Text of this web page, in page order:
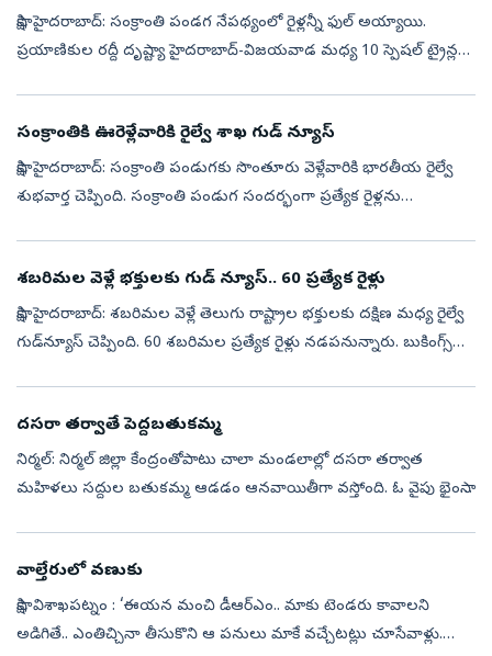
సాక్షి, హైదరాబాద్‌: సంక్రాంతి పండగ నేపథ్యంలో రైళ్లన్నీ ఫుల్‌ అయ్యాయి.
ప్రయాణికుల రద్దీ దృష్ట్యా హైదరాబాద్-విజయవాడ మధ్య 10 స్పెషల్‌ ట్రైన్లను
సంక్రాంతికి ఊరెళ్లేవారికి రైల్వే శాఖ గుడ్‌ న్యూస్‌
సాక్షి, హైదరాబాద్‌: సంక్రాంతి పండుగకు సొంతూరు వెళ్లేవారికి భారతీయ రైల్వే
శుభవార్త చెప్పింది. సంక్రాంతి పండుగ సందర్భంగా ప్రత్యేక రైళ్లను
శబరిమల వెళ్లే భక్తులకు గుడ్‌ న్యూస్‌.. 60 ప్రత్యేక రైళ్లు
సాక్షి, హైదరాబాద్‌: శబరిమల వెళ్లే తెలుగు రాష్ట్రాల భక్తులకు దక్షిణ మధ్య రైల్వే
గుడ్‌న్యూస్‌ చెప్పింది. 60 శబరిమల ప్రత్యేక రైళ్లు నడపనున్నారు. బుకింగ్స్
దసరా తర్వాతే పెద్దబతుకమ్మ
నిర్మల్‌: నిర్మల్‌ జిల్లా కేంద్రంతోపాటు చాలా మండలాల్లో దసరా తర్వాత
మహిళలు సద్దుల బతుకమ్మ ఆడడం ఆనవాయితీగా వస్తోంది. ఓ వైపు భైంసాలో
వాల్తేరులో వణుకు
సాక్షి, విశాఖపట్నం : ‘ఈయన మంచి డీఆర్‌ఎం.. మాకు టెండరు కావాలని
అడిగితే.. ఎంతిచ్చినా తీసుకొని ఆ పనులు మాకే వచ్చేటట్లు చూసేవాళ్లు.